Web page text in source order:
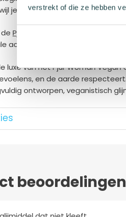
verstrekt of die ze hebben
je weet dat je een bewuste
Pjur Woman
Vegan Glijmiddel
aanvulling is op veilige en
luxe van het Pjur Woman
en de aarde
ontworpen, veganistisch
chloride,
sodium saccharin, citric
beoordelingen